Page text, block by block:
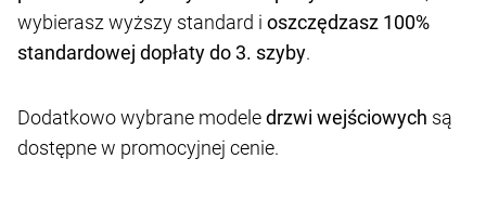
wybierasz wyższy standard i oszczędzasz 100%
standardowej dopłaty do 3. szyby.
Dodatkowo wybrane modeledrzwi wejściowych są
dostępne w promocyjnej cenie.